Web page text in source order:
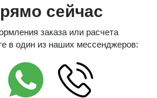
сейчас
заказа или расчета
в один из наших мессенджеров: